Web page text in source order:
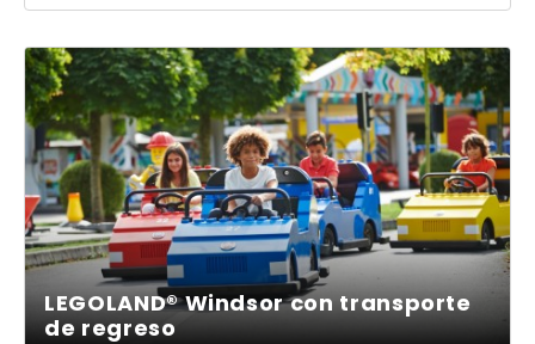
LEGOLAND® Windsor con transporte
de regreso